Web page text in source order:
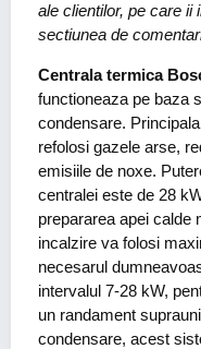
ale clientilor, pe care
sectiunea de
Centrala termica
functioneaza pe baza
condensare.
refolosi gazele arse,
emisiile de noxe.
centralei este de 28
prepararea apei calde
incalzire va folosi
necesarul
intervalul 7-28 kW,
un randament
condensare, acest